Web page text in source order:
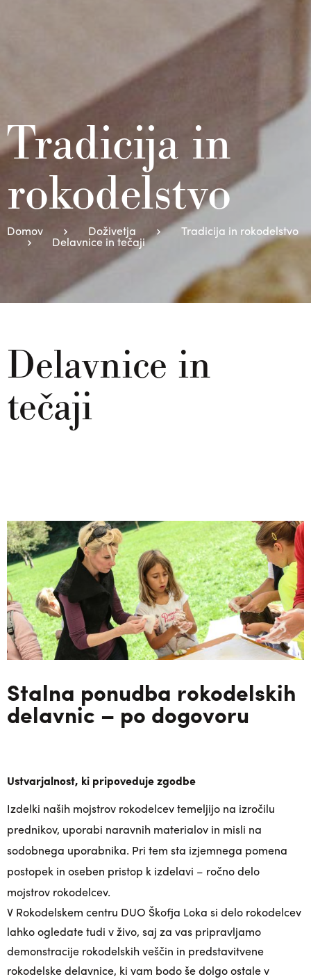
Tradicija in
rokodelstvo
Domov Doživetja Tradicija in rokodelstvo
Delavnice in tečaji
Delavnice in
tečaji
Stalna ponudba rokodelskih
delavnic – po dogovoru
Ustvarjalnost, ki pripoveduje zgodbe
Izdelki naših mojstrov rokodelcev temeljijo na izročilu
prednikov, uporabi naravnih materialov in misli na
sodobnega uporabnika. Pri tem sta izjemnega pomena
postopek in oseben pristop k izdelavi – ročno delo
mojstrov rokodelcev.
V Rokodelskem centru DUO Škofja Loka si delo rokodelcev
lahko ogledate tudi v živo, saj za vas pripravljamo
demonstracije rokodelskih veščin in predstavitvene
rokodelske delavnice, ki vam bodo še dolgo ostale v